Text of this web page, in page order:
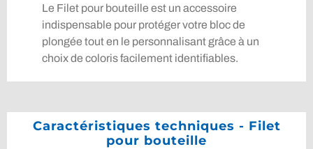
Le Filet pour bouteille est un accessoire
indispensable pour protéger votre bloc de
plongée tout en le personnalisant grâce à un
choix de coloris facilement identifiables.
Caractéristiques techniques - Filet
pour bouteille